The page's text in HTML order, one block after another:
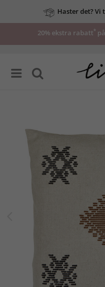
Haster det? Vi
20% ekstra rabatt*